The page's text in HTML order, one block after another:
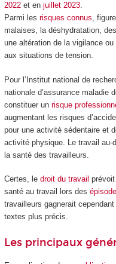
2022et en juillet 2023.
Parmi les risques connus,
malaises, la déshydratation,
une altération de la vigilance
aux situations de tension.
Pour l’Institut national de
nationale d’assurance maladie
constituer un risque
augmentant les risques
pour une activité sédentaire et
activité physique. Le travail au-
la santé des travailleurs.
Certes, le droit du travail
santé au travail lors des
travailleurs gagnerait
textes plus précis.
Les principaux